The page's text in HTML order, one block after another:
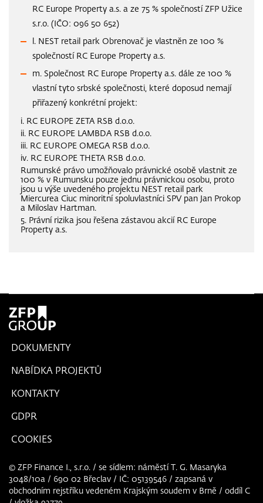
RC Europe Property a.s. a ze 75 % společností ZFP Užice
s.r.o. (IČO: 096 50 652)
l. NEST retail park Obrenovač je vlastněn ze 100 %
společností RC Europe Property a.s.
m. Společnost RC Europe Property a.s. dále ze 100 %
vlastní tyto srbské společnosti, které doposud nemají
přiřazený konkrétní projekt:
i. RC EUROPE ZETA RSB d.o.o.
ii. RC EUROPE LAMBDA RSB d.o.o.
iii. RC EUROPE OMEGA RSB d.o.o.
iv. RC EUROPE THETA RSB d.o.o.
Rumunské právo umožňovalo právnické osobě vlastnit ze
100 % v Rumunsku pouze jednu právnickou osobu, proto
jsou u výše uvedeného projektu NEST retail park
Miercurea Ciuc minoritní spoluvlastníci SPV pan Jan Prokop
a Miloslav Hartman.
5. Právní rizika jsou řešena zástavou akcií RC Europe
Property a.s.
DOKUMENTY
NABÍDKA PROJEKTŮ
KONTAKTY
GDPR
COOKIES
© ZFP Finance I., s.r.o. / se sídlem: náměstí T. G. Masaryka
3048/10a / 690 02 Břeclav / IČ: 05139546 / zapsaná v
obchodním rejstříku vedeném Krajským soudem v Brně / oddíl C